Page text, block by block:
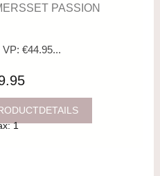
PASSION
€44.95...
1